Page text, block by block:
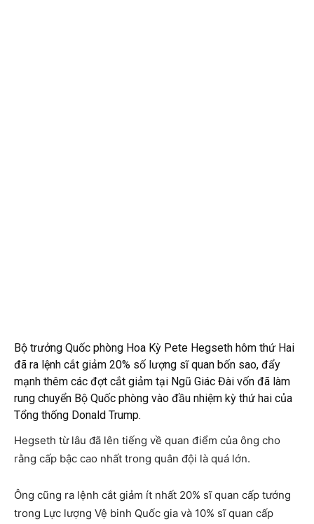
Bộ trưởng Quốc phòng Hoa Kỳ Pete Hegseth hôm thứ Hai
đã ra lệnh cắt giảm 20% số lượng sĩ quan bốn sao, đẩy
mạnh thêm các đợt cắt giảm tại Ngũ Giác Đài vốn đã làm
rung chuyển Bộ Quốc phòng vào đầu nhiệm kỳ thứ hai của
Tổng thống Donald Trump.
Hegseth từ lâu đã lên tiếng về quan điểm của ông cho
rằng cấp bậc cao nhất trong quân đội là quá lớn.
Ông cũng ra lệnh cắt giảm ít nhất 20% sĩ quan cấp tướng
trong Lực lượng Vệ binh Quốc gia và 10% sĩ quan cấp